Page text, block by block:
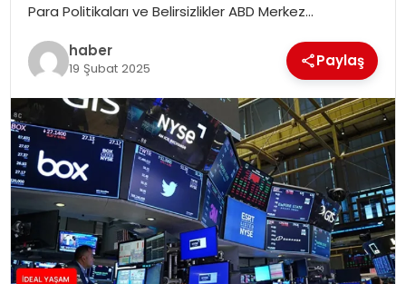
SOSYAL HABER
Para Politikaları ve Belirsizlikler ABD Merkez…
haber
19 Şubat 2025 Paylaş